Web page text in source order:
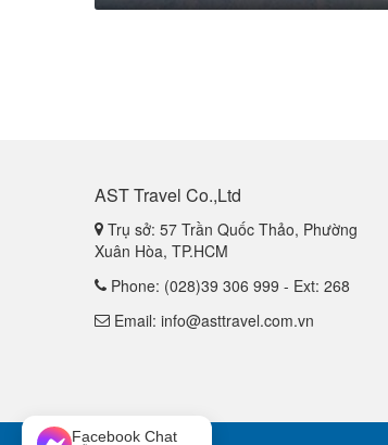
AST Travel Co.,Ltd
Trụ sở: 57 Trần Quốc Thảo, Phường
Xuân Hòa, TP.HCM
Phone: (028)39 306 999 - Ext: 268
Email: info@asttravel.com.vn
Facebook Chat